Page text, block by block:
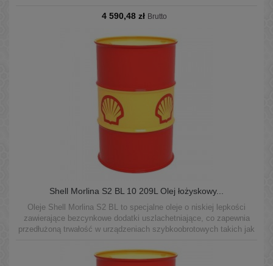
4 590,48 zł Brutto
Shell Morlina S2 BL 10 209L Olej łożyskowy...
Oleje Shell Morlina S2 BL to specjalne oleje o niskiej lepkości
zawierające bezcynkowe dodatki uszlachetniające, co zapewnia
przedłużoną trwałość w urządzeniach szybkoobrotowych takich jak